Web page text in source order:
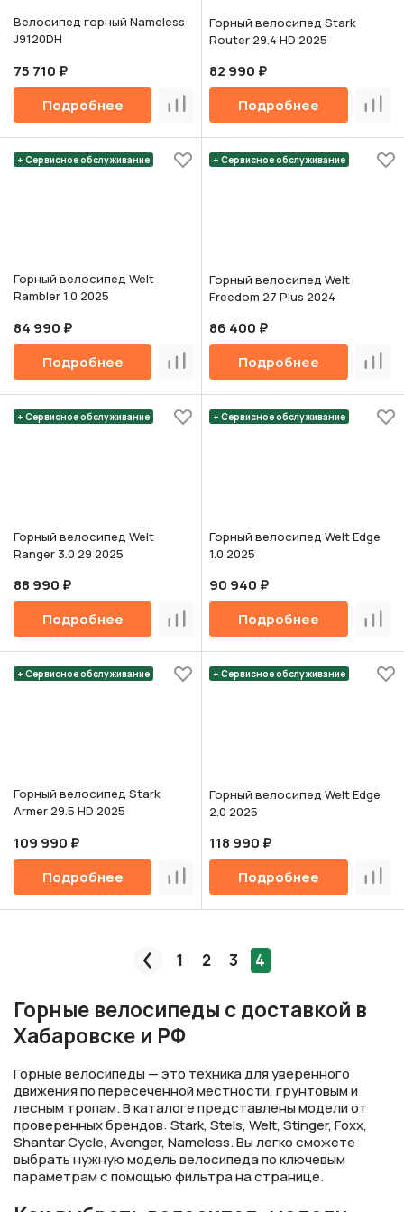
Велосипед горный Nameless
J9120DH
75 710 ₽
Подробнее
Сравнить
Горный велосипед Stark
Router 29.4 HD 2025
82 990 ₽
Подробнее
+ Сервисное обслуживание
Горный велосипед Welt
Rambler 1.0 2025
84 990 ₽
Подробнее
Сравнить
+ Сервисное обслуживание
Горный велосипед Welt
Freedom 27 Plus 2024
86 400 ₽
Подробнее
+ Сервисное обслуживание
Горный велосипед Welt
Ranger 3.0 29 2025
88 990 ₽
Подробнее
Сравнить
+ Сервисное обслуживание
Горный велосипед Welt Edge
1.0 2025
90 940 ₽
Подробнее
+ Сервисное обслуживание
Горный велосипед Stark
Armer 29.5 HD 2025
109 990 ₽
Подробнее
Сравнить
+ Сервисное обслуживание
Горный велосипед Welt Edge
2.0 2025
118 990 ₽
Подробнее
Пред.
1 2 3 4
Горные велосипеды с доставкой в
Хабаровске и РФ
Горные велосипеды — это техника для уверенного
движения по пересеченной местности, грунтовым и
лесным тропам. В каталоге представлены модели от
проверенных брендов: Stark, Stels, Welt, Stinger, Foxx,
Shantar Cycle, Avenger, Nameless. Вы легко сможете
выбрать нужную модель велосипеда по ключевым
параметрам с помощью фильтра на странице.